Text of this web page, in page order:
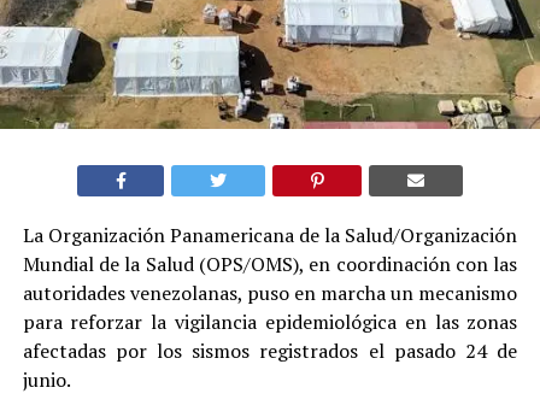
La Organización Panamericana de la Salud/Organización
Mundial de la Salud (OPS/OMS), en coordinación con las
autoridades venezolanas, puso en marcha un mecanismo
para reforzar la vigilancia epidemiológica en las zonas
afectadas por los sismos registrados el pasado 24 de
junio.